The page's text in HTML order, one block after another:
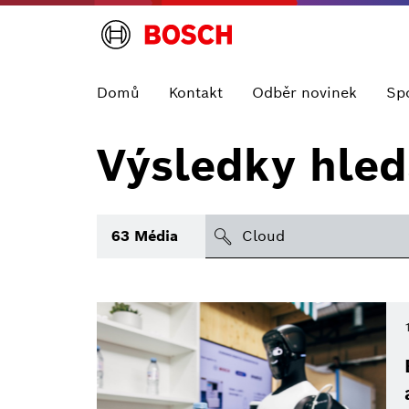
Domů Kontakt Odběr novinek
Výsledky
63 Média search
Oblast